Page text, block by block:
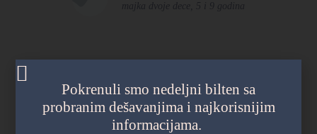
majka dvoje dece, 5 i 9 godina
Pokrenuli smo nedeljni bilten sa
probranim dešavanjima i najkorisnijim
informacijama.